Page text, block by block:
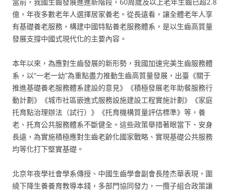
億，年夜多數老年人選擇居家養老。從長遠看，讓全體老年人享
有基礎養老服務，構建中國特點養老服務體系，是以生齒高質量
發展支撐中國式現代化的主要內容。
本年以來，為應對生齒發展的新形勢，我國加速完美生齒服務體
系，以“一老一幼”為重點盡力推動生齒高質量發展，出臺《關于
推進基礎養老服務體系建設的意見》《積極發展老年助餐服務行
動計劃》《城市社區嵌進式服務設施建設工程實施計劃》《家庭
托育點治理辦法（試行）》《托育機構質量評估標準》等，養
老、托育公共服務體系不斷健全。這些政策舉措著眼當下、安身
長遠，為實施積極應對生齒老齡化國家戰略、實現基礎公共服務
均等化打下堅實基礎。
北京年夜學社會學系傳授、中國生齒學會副會長陸杰華表現，圍
繞下降生養養育教導本錢，多部門協同發力，一攬子組合政策讓